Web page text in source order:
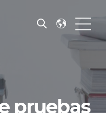
Open
Open search
pruebas